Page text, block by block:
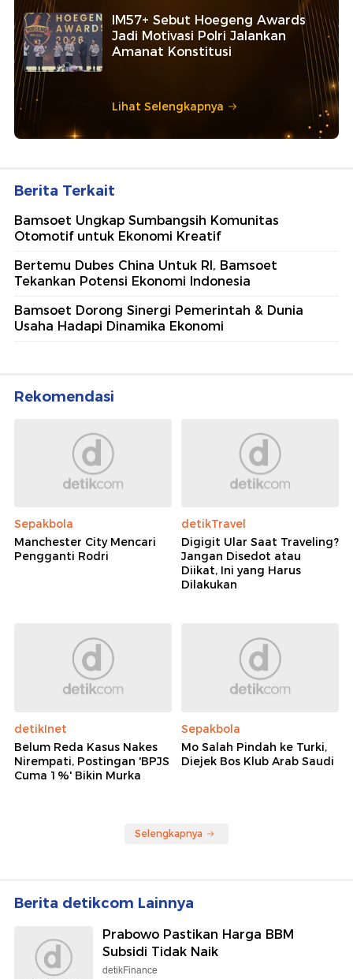
IM57+ Sebut Hoegeng Awards
Jadi Motivasi Polri Jalankan
Amanat Konstitusi
Lihat Selengkapnya
Berita Terkait
Bamsoet Ungkap Sumbangsih Komunitas
Otomotif untuk Ekonomi Kreatif
Bertemu Dubes China Untuk RI, Bamsoet
Tekankan Potensi Ekonomi Indonesia
Bamsoet Dorong Sinergi Pemerintah & Dunia
Usaha Hadapi Dinamika Ekonomi
Rekomendasi
Sepakbola
Manchester City Mencari
Pengganti Rodri
detikTravel
Digigit Ular Saat Traveling?
Jangan Disedot atau
Diikat, Ini yang Harus
Dilakukan
detikInet
Belum Reda Kasus Nakes
Nirempati, Postingan 'BPJS
Cuma 1%' Bikin Murka
Sepakbola
Mo Salah Pindah ke Turki,
Diejek Bos Klub Arab Saudi
Selengkapnya
Berita detikcom Lainnya
Prabowo Pastikan Harga BBM
Subsidi Tidak Naik
detikFinance